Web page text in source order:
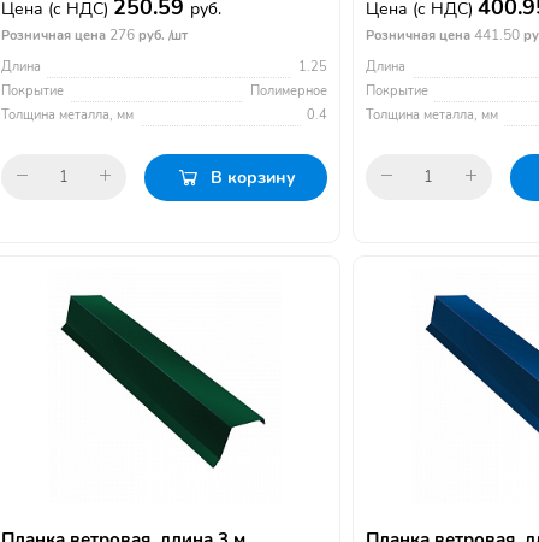
Цена (с НДС) 250.59 руб.
Розничная цена 276 руб. /шт
Длина
1.25
Покрытие
Полимерное
Толщина металла, мм
0.4
В корзину
Цена (с НДС)
Розничная цена441.50
Длина
Покрытие
Толщина металла, мм